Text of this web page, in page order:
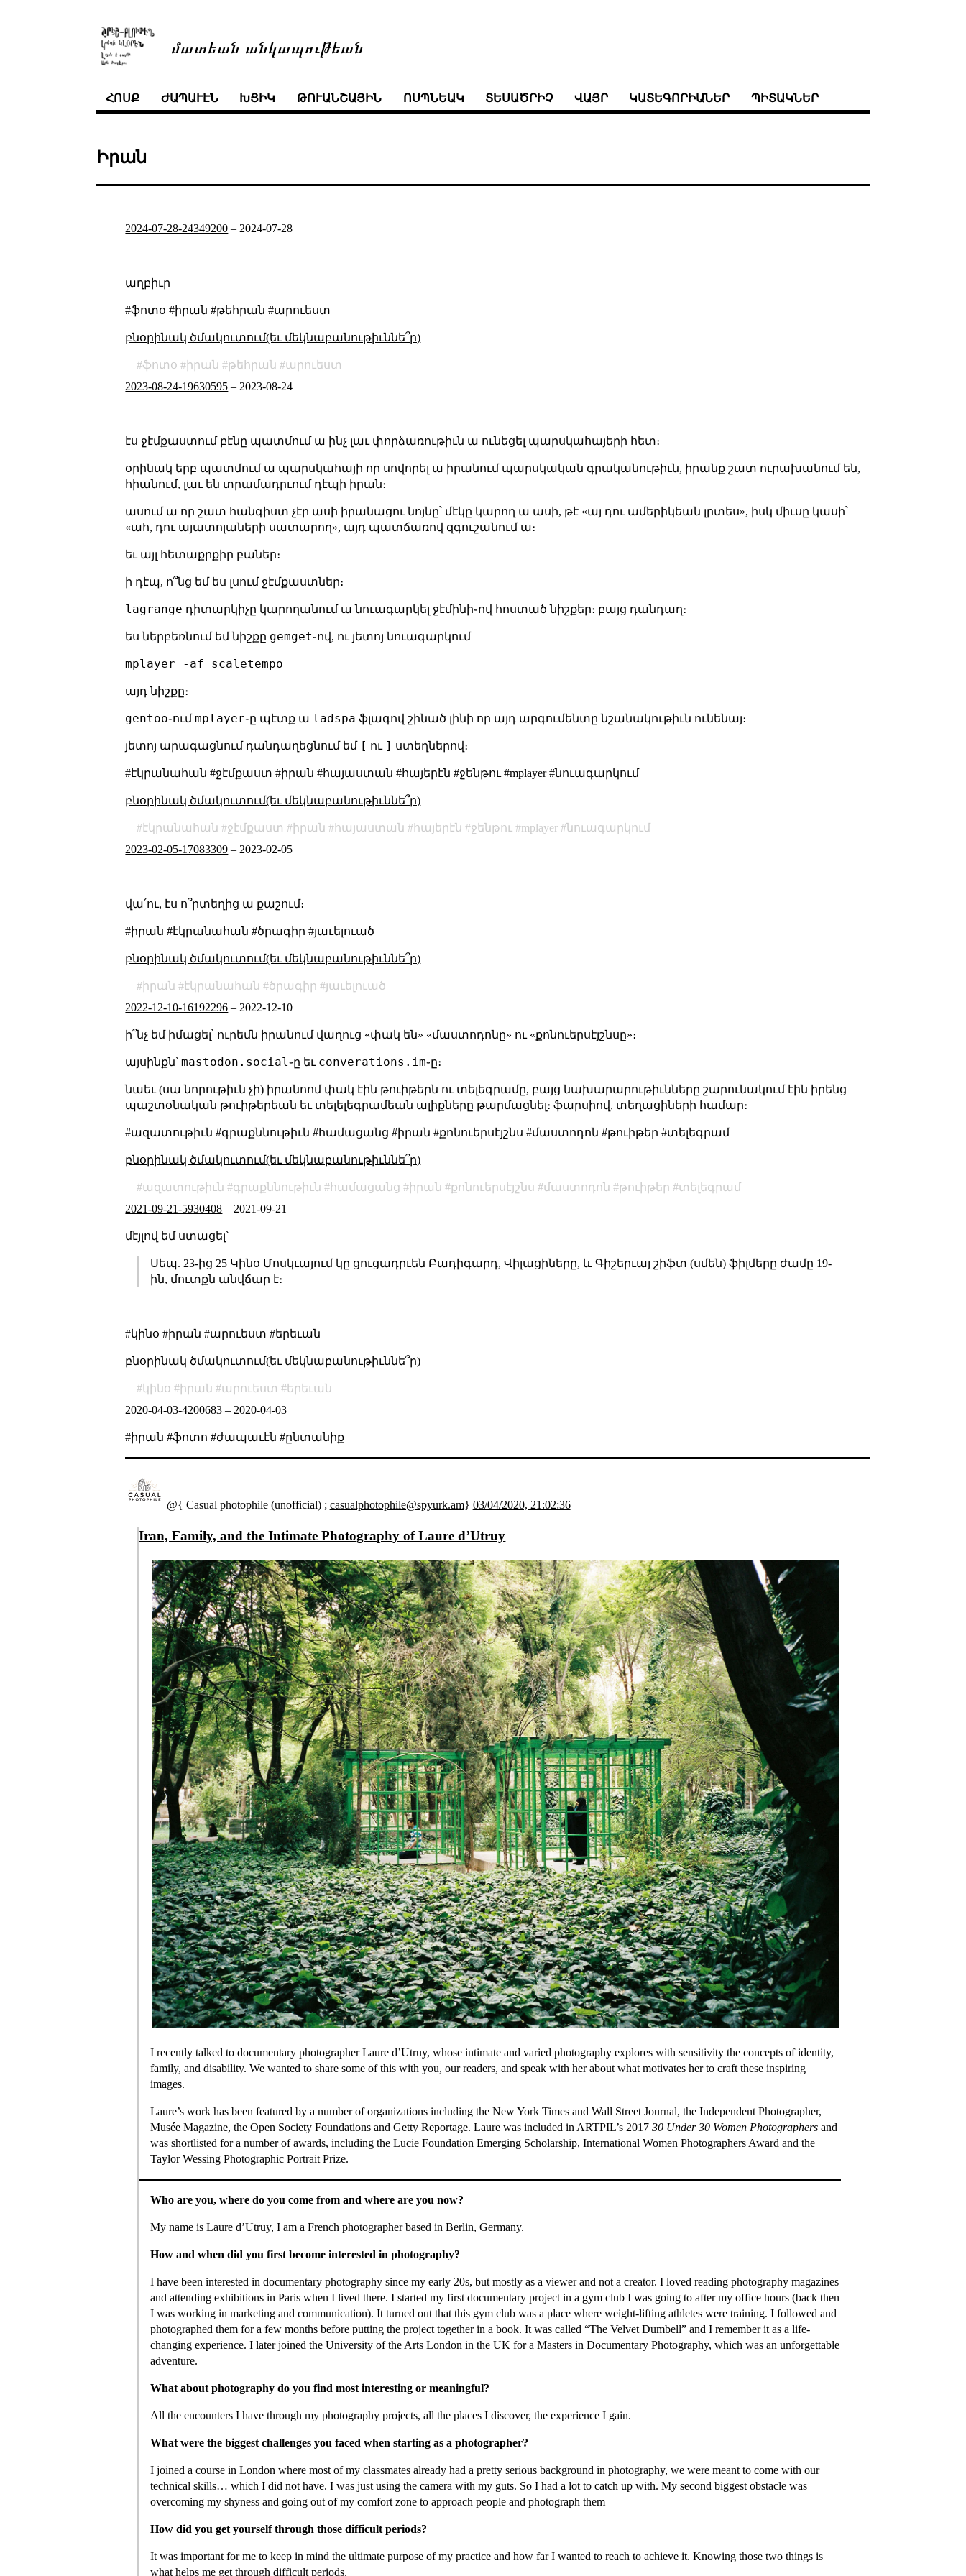
մատեան անկապութեան
ՀՈՍՔ ԺԱՊԱՒԷՆ ԽՑԻԿ ԹՈՒԱՆՇԱՅԻՆ ՈՍՊՆԵԱԿ ՏԵՍԱԾՐԻՉ ՎԱՅՐ ԿԱՏԵԳՈՐԻԱՆԵՐ ՊԻՏԱԿՆԵՐ
Իրան
2024-07-28-24349200 – 2024-07-28
աղբիւր
#ֆոտօ #իրան #թեհրան #արուեստ
բնօրինակ ծմակուտում(եւ մեկնաբանութիւննե՞ր)
ֆոտօ իրան թեհրան
արուեստ
2023-08-24-19630595 – 2023-08-24
էս ջէմքաստումբէնը պատմում ա ինչ լաւ փորձառութիւն ա ունեցել պարսկահայերի հետ։
օրինակ երբ պատմում ա պարսկահայի որ սովորել ա իրանում պարսկական գրականութիւն, իրանք շատ ուրախանում են,
հիանում, լաւ են տրամադրւում դէպի իրան։
ասում ա որ շատ հանգիստ չէր ասի իրանացու նոյնը՝ մէկը կարող ա ասի, թէ «այ դու ամերիկեան լրտես», իսկ միւսը կասի՝
«ահ, դու այատոլաների սատարող», այդ պատճառով զգուշանում ա։
եւ այլ հետաքրքիր բաներ։
ի դէպ, ո՞նց եմ ես լսում ջէմքաստներ։
lagrange դիտարկիչը կարողանում ա նուագարկել ջէմինի֊ով հոստած նիշքեր։ բայց դանդաղ։
ես ներբեռնում եմ նիշքը gemget֊ով, ու յետոյ նուագարկում
այդ նիշքը։
gentoo֊ումmplayer֊ը պէտք ա ladspa ֆլագով շինած լինի որ այդ արգումենտը նշանակութիւն ունենայ։
յետոյ արագացնում դանդաղեցնում եմ [ ու ] ստեղներով։
#էկրանահան #ջէմքաստ #իրան #հայաստան #հայերէն #ջենթու #mplayer #նուագարկում
բնօրինակ ծմակուտում(եւ մեկնաբանութիւննե՞ր)
էկրանահան ջէմքաստ իրան հայաստան հայերէն ջենթու mplayer
նուագարկում
2023-02-05-17083309 – 2023-02-05
վա՛ու, էս ո՞րտեղից ա քաշում։
#իրան #էկրանահան #ծրագիր #յաւելուած
բնօրինակ ծմակուտում(եւ մեկնաբանութիւննե՞ր)
իրան էկրանահան ծրագիր
յաւելուած
2022-12-10-16192296 – 2022-12-10
ի՞նչ եմ իմացել՝ ուրեմն իրանում վաղուց «փակ են» «մաստոդոնը» ու «քոնուերսէյշնսը»։
այսինքն՝mastodon.social֊ը եւ converations.im֊ը։
նաեւ (սա նորութիւն չի) իրանոոմ փակ էին թուիթերն ու տելեգրամը, բայց նախարարութիւնները շարունակում էին իրենց
պաշտօնական թուիթերեան եւ տելելեգրամեան ալիքները թարմացնել։ ֆարսիով, տեղացիների համար։
#ազատութիւն #գրաքննութիւն #համացանց #իրան #քոնուերսէյշնս #մաստոդոն #թուիթեր #տելեգրամ
բնօրինակ ծմակուտում(եւ մեկնաբանութիւննե՞ր)
ազատութիւն գրաքննութիւն համացանց իրան քոնուերսէյշնս մաստոդոն թուիթեր
տելեգրամ
2021-09-21-5930408 – 2021-09-21
մէյլով եմ ստացել՝
Սեպ. 23-ից 25 Կինօ Մոսկւայում կը ցուցադրւեն Բադիգարդ, Վիլացիները, և Գիշերւայ շիֆտ (սմեն) ֆիլմերը ժամը 19-
ին, մուտքն անվճար է։
#կինօ #իրան #արուեստ #երեւան
բնօրինակ ծմակուտում(եւ մեկնաբանութիւննե՞ր)
կինօ իրան արուեստ
երեւան
2020-04-03-4200683 – 2020-04-03
#իրան #ֆոտո #ժապաւէն #ընտանիք
@{ Casual photophile (unofficial) ; casualphotophile@spyurk.am} 03/04/2020, 21:02:36
Iran, Family, and the Intimate Photography of Laure d’Utruy
I recently talked to documentary photographer Laure d’Utruy, whose intimate and varied photography explores with sensitivity the concepts of identity,
family, and disability. We wanted to share some of this with you, our readers, and speak with her about what motivates her to craft these inspiring
images.
Laure’s work has been featured by a number of organizations including the New York Times and Wall Street Journal, the Independent Photographer,
Musée Magazine, the Open Society Foundations and Getty Reportage. Laure was included in ARTPIL’s 201730 Under 30 Women Photographers and
was shortlisted for a number of awards, including the Lucie Foundation Emerging Scholarship, International Women Photographers Award and the
Taylor Wessing Photographic Portrait Prize.
Who are you, where do you come from and where are you now?
My name is Laure d’Utruy, I am a French photographer based in Berlin, Germany.
How and when did you first become interested in photography?
I have been interested in documentary photography since my early 20s, but mostly as a viewer and not a creator. I loved reading photography magazines
and attending exhibitions in Paris when I lived there. I started my first documentary project in a gym club I was going to after my office hours (back then
I was working in marketing and communication). It turned out that this gym club was a place where weight-lifting athletes were training. I followed and
photographed them for a few months before putting the project together in a book. It was called “The Velvet Dumbell” and I remember it as a life-
changing experience. I later joined the University of the Arts London in the UK for a Masters in Documentary Photography, which was an unforgettable
adventure.
What about photography do you find most interesting or meaningful?
All the encounters I have through my photography projects, all the places I discover, the experience I gain.
What were the biggest challenges you faced when starting as a photographer?
I joined a course in London where most of my classmates already had a pretty serious background in photography, we were meant to come with our
technical skills… which I did not have. I was just using the camera with my guts. So I had a lot to catch up with. My second biggest obstacle was
overcoming my shyness and going out of my comfort zone to approach people and photograph them
How did you get yourself through those difficult periods?
It was important for me to keep in mind the ultimate purpose of my practice and how far I wanted to reach to achieve it. Knowing those two things is
what helps me get through difficult periods.